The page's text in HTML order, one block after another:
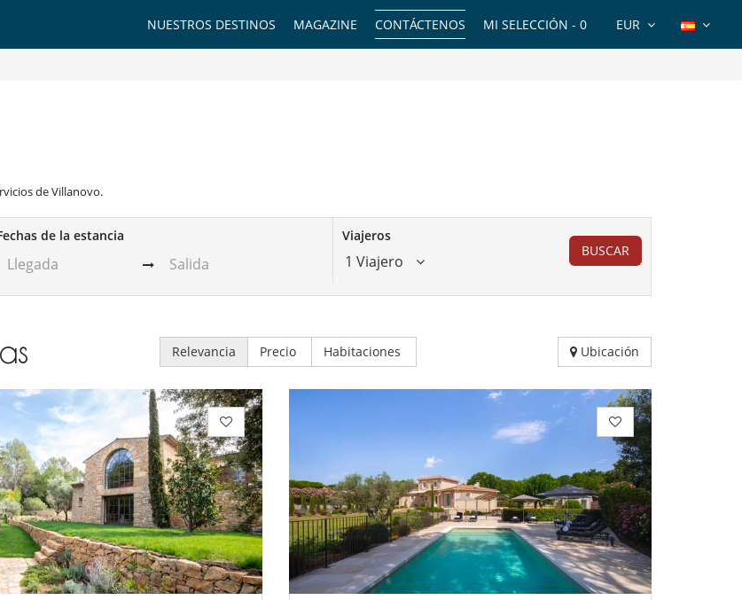
EUR
MI SELECCIÓN - 0
CONTÁCTENOS
MAGAZINE
NUESTROS DESTINOS
de Villanovo.
de la estancia Viajeros
1 Viajero
BUSCAR
Relevancia Precio Habitaciones Ubicación